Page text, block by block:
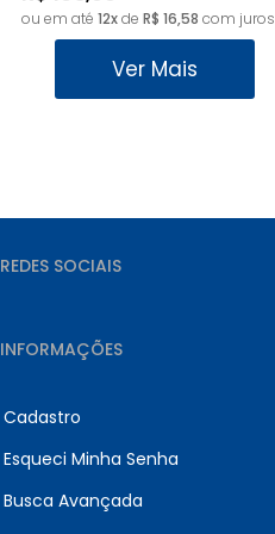
ou em até 12xde R$ 16,58 com juros
Ver Mais
REDES SOCIAIS
INFORMAÇÕES
Cadastro
Esqueci Minha Senha
Busca Avançada